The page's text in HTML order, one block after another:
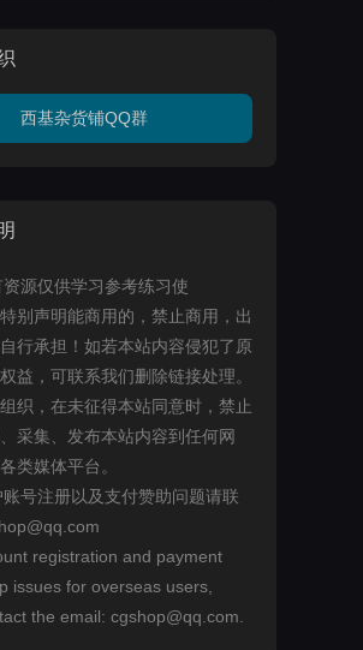
西基杂货铺QQ群
源仅供学习参考练习使
别声明能商用的，禁止商用，出
行承担！如若本站内容侵犯了原
益，可联系我们删除链接处理。
织，在未征得本站同意时，禁止
采集、发布本站内容到任何网
类媒体平台。
号注册以及支付赞助问题请联
registration and payment
issues for overseas users,
the email: cgshop@qq.com.